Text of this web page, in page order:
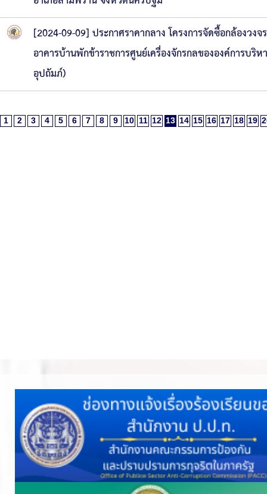
[2024-09-09] ประกาศราคากลาง โครงการจัดซื้อกล้องว
อาคารบ้านพักข้าราชการศูนย์เครื่องจักรกลขององค์การบ
อุปถัมภ์)
1 2 3 4 5 6 7 8 9 10 11 12 13 14 15 16 17 18 19